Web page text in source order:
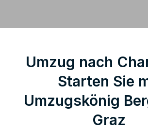
Umzug nach
Starten Sie
Umzugskönig
Graz